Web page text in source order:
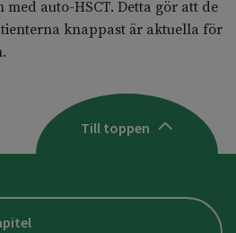
med auto-HSCT. Detta gör att de
knappast är aktuella för
Till toppen